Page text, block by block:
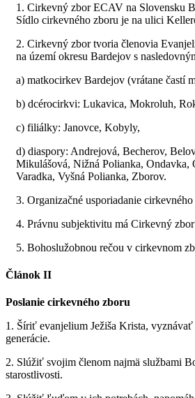
1. Cirkevný zbor ECAV na Slovensku
Sídlo cirkevného zboru je na ulici
2. Cirkevný zbor tvoria členovia
na území okresu Bardejov s
a) matkocirkev Bardejov (vrátane častí
b) dcérocirkvi: Lukavica, Mokroluh,
c) filiálky: Janovce, Kobyly,
d) diaspory: Andrejová, Becherov,
Mikulášová, Nižná Polianka, Ondavka,
Varadka, Vyšná Polianka, Zborov.
3. Organizačné usporiadanie
4. Právnu subjektivitu má Cirkevný
5. Bohoslužobnou rečou v cirkevnom
Článok II
Poslanie cirkevného zboru
1. Šíriť evanjelium Ježiša Krista,
generácie.
2. Slúžiť svojim členom najmä službami
starostlivosti.